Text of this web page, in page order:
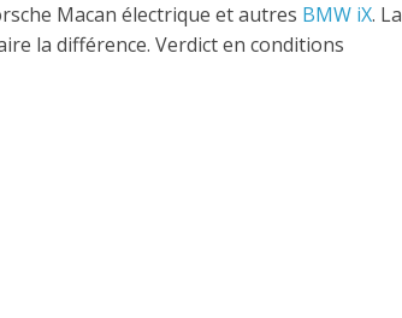
Macan électrique et autres BMW iX. La
la différence. Verdict en conditions